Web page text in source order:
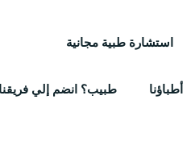
استشارة طبية مجانية
أطباؤنا طبيب؟ انضم إلي فريقنا